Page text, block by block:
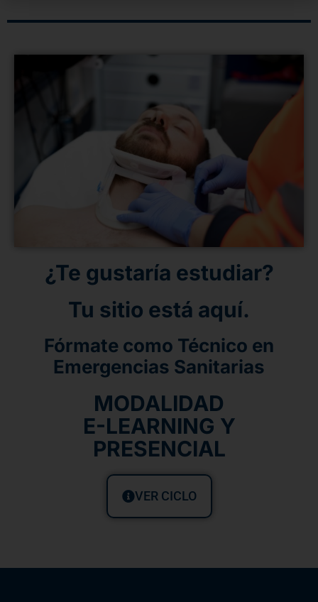
¿Te gustaría estudiar?
Tu sitio está aquí.
Fórmate como Técnico en
Emergencias Sanitarias
MODALIDAD
E-LEARNING Y
PRESENCIAL
VER CICLO